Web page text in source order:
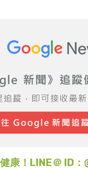
康！LINE＠ ID